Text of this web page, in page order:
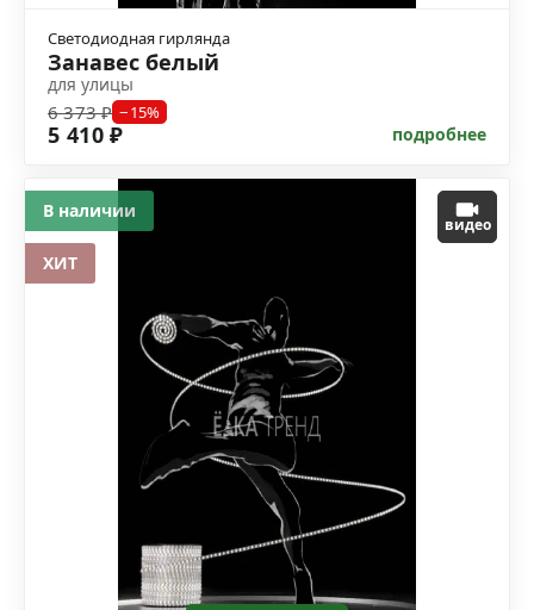
Светодиодная гирлянда
Занавес белый
для улицы
6 373 ₽ −15%
5 410 ₽ подробнее
видео
В наличии
ХИТ